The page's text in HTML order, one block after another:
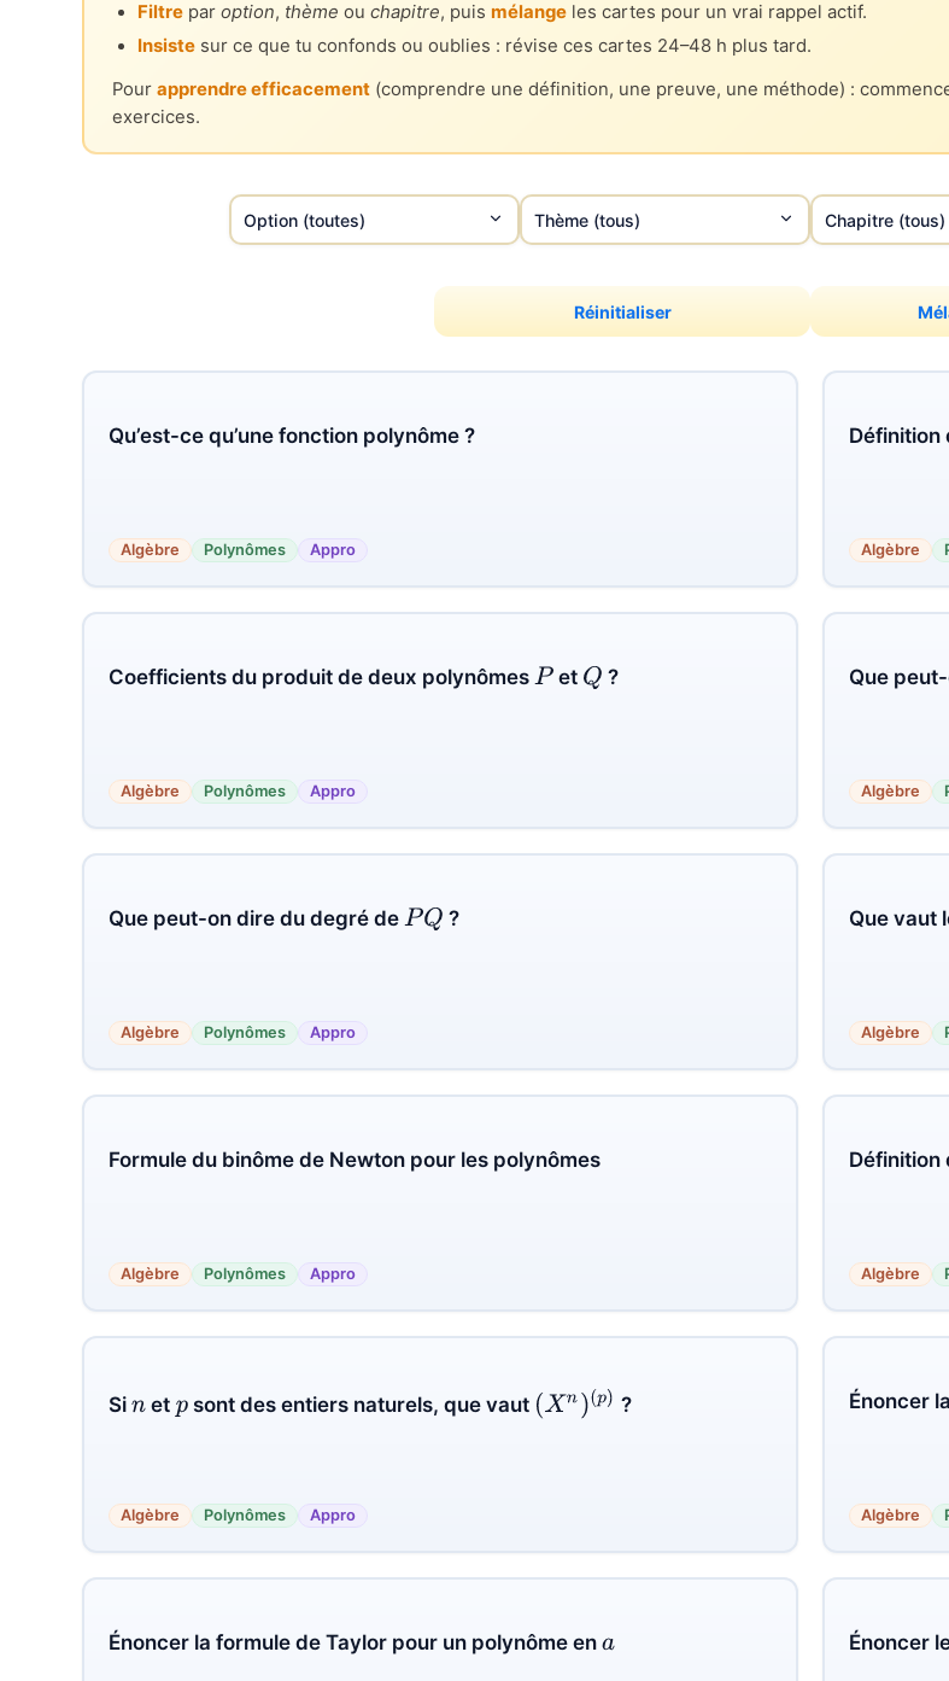
Filtre paroption, thème ouchapitre, puismélange les cartes pour un vrai rappel actif.
Insiste sur ce que tu confonds ou oublies : révise ces cartes 24–48 h plus tard.
Pourapprendre efficacement (comprendre une définition, une preuve, une méthode) :
exercices.
Réinitialiser
Qu’est-ce qu’une fonction polynôme ?
Algèbre Polynômes Appro
Définition
Algèbre
Coefficients du produit de deux polynômes P et Q ?
Algèbre Polynômes Appro
Que
Algèbre
Que peut-on dire du degré de PQ ?
Algèbre Polynômes Appro
Que vaut
Algèbre
Formule du binôme de Newton pour les polynômes
Algèbre Polynômes Appro
Définition
Algèbre
Si n et p sont des entiers naturels, que vaut (Xn)(p) ?
Algèbre Polynômes Appro
Énoncer
Algèbre
Énoncer la formule de Taylor pour un polynôme en a Énoncer